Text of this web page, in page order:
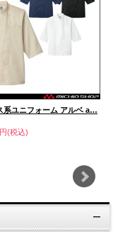
系ユニフォーム アルベ a…
(税込)